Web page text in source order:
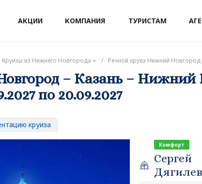
АКЦИИ КОМПАНИЯ ТУРИСТАМ
Круизы из Нижнего Новгорода / Речной круиз Нижний Новгород
– Казань – Нижний
по 20.09.2027
круиза
Комфорт
Сергей
Дягилев